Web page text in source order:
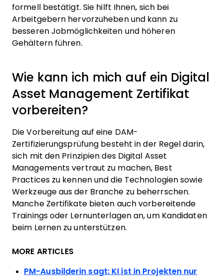
formell bestätigt. Sie hilft Ihnen, sich bei
Arbeitgebern hervorzuheben und kann zu
besseren Jobmöglichkeiten und höheren
Gehältern führen.
Wie kann ich mich auf ein Digital
Asset Management Zertifikat
vorbereiten?
Die Vorbereitung auf eine DAM-
Zertifizierungsprüfung besteht in der Regel darin,
sich mit den Prinzipien des Digital Asset
Managements vertraut zu machen, Best
Practices zu kennen und die Technologien sowie
Werkzeuge aus der Branche zu beherrschen.
Manche Zertifikate bieten auch vorbereitende
Trainings oder Lernunterlagen an, um Kandidaten
beim Lernen zu unterstützen.
MORE ARTICLES
PM-Ausbilderin sagt: KI ist in Projekten nur